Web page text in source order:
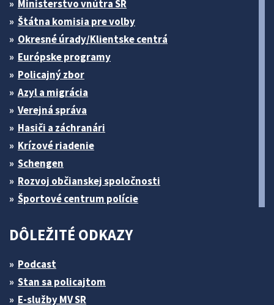
Ministerstvo vnútra SR
Štátna komisia pre volby
Okresné úrady/Klientske centrá
Európske programy
Policajný zbor
Azyl a migrácia
Verejná správa
Hasiči a záchranári
Krízové riadenie
Schengen
Rozvoj občianskej spoločnosti
Športové centrum polície
DÔLEŽITÉ ODKAZY
Podcast
Stan sa policajtom
E-služby MV SR